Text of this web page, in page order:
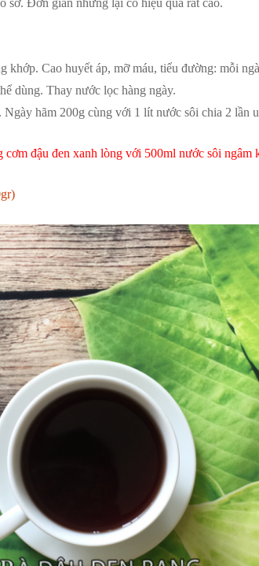
sơ. Đơn giản nhưng lại có hiệu quả rất cao.
Cao huyết áp, mỡ máu, tiểu đường: mỗi
dùng. Thay nước lọc hàng ngày.
hãm 200g cùng với 1 lít nước sôi chia 2 lần
đậu đen xanh lòng với 500ml nước sôi ngâm